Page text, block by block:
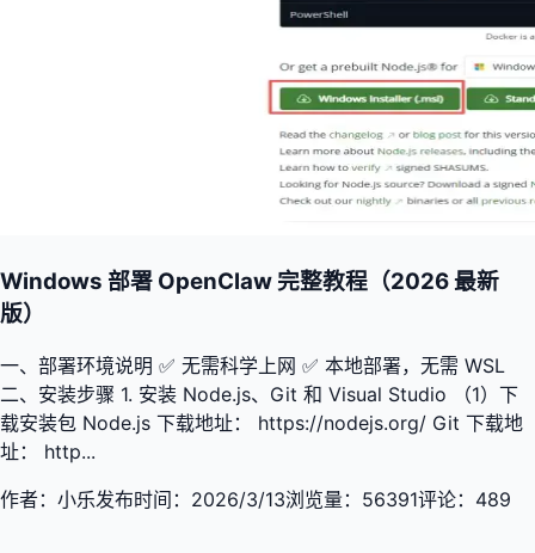
Windows 部署 OpenClaw 完整教程（2026 最新
版）
一、部署环境说明 ✅ 无需科学上网 ✅ 本地部署，无需 WSL
二、安装步骤 1. 安装 Node.js、Git 和 Visual Studio （1）下
载安装包 Node.js 下载地址： https://nodejs.org/ Git 下载地
址： http...
作者： 小乐发布时间： 2026/3/13浏览量： 56391评论： 489